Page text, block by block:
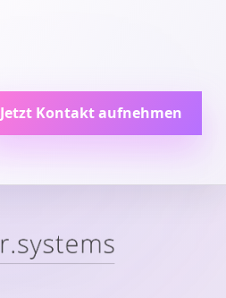
Jetzt Kontakt aufnehmen